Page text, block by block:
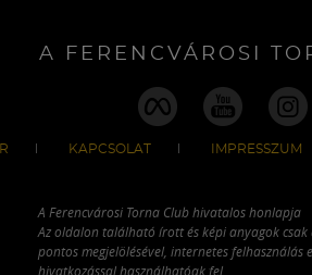
A FERENCVÁROSI
KAPCSOLAT IMPRESSZUM
A Ferencvárosi Torna Club hivatalos honlapja
Az oldalon található írott és képi anyagok
pontos megjelölésével, internetes felhasználás
hivatkozással használhatóak fel.